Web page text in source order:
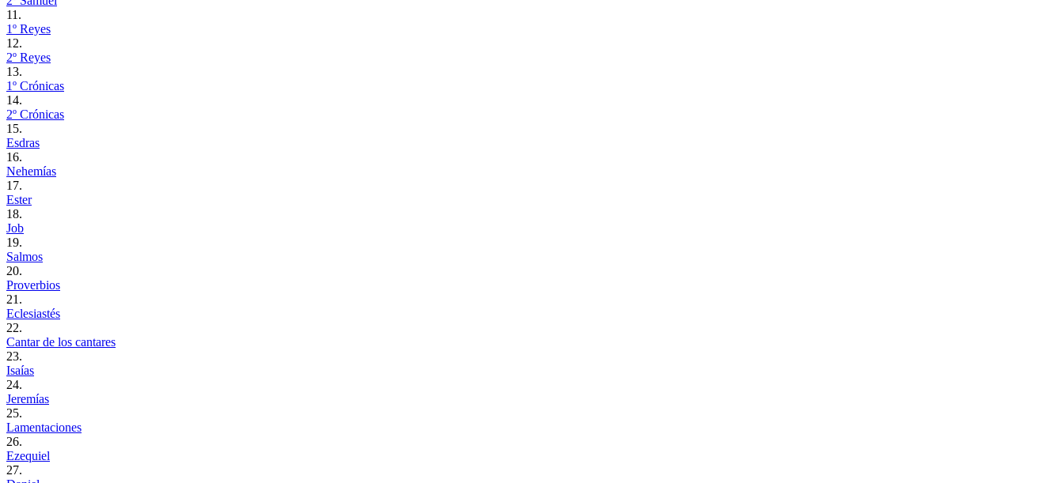
11.
1º Reyes
12.
2º Reyes
13.
1º Crónicas
14.
2º Crónicas
15.
Esdras
16.
Nehemías
17.
Ester
18.
Job
19.
Salmos
20.
Proverbios
21.
Eclesiastés
22.
Cantar de los cantares
23.
Isaías
24.
Jeremías
25.
Lamentaciones
26.
Ezequiel
27.